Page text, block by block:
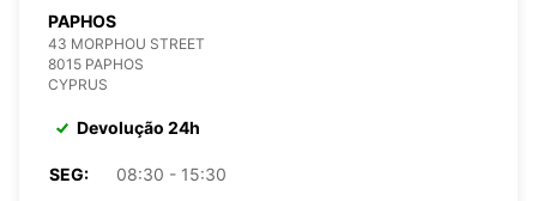
PAPHOS
43 MORPHOU STREET
8015 PAPHOS
CYPRUS
Devolução 24h
SEG:
08:30 - 15:30